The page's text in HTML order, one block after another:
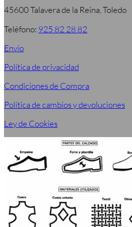
45600 Talavera de la Reina, Toledo
Teléfono: 925 82 28 82
Envío
Política de privacidad
Condiciones de Compra
Política de cambios y devoluciones
Ley de Cookies